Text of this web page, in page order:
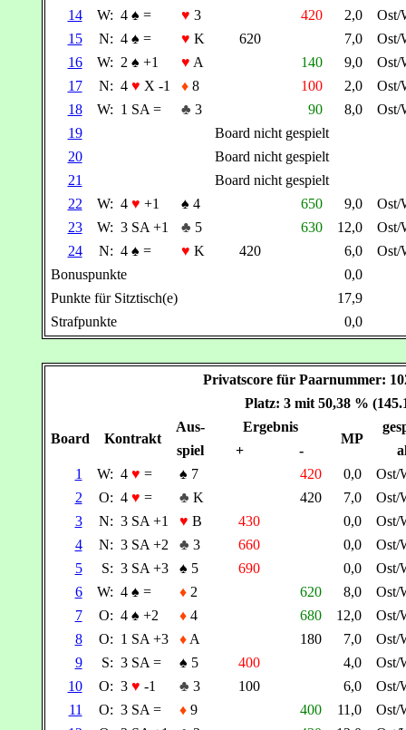
14
W: 4 ♠ = ♥ 3 420 2,0
Ost/
15
N: 4 ♠ = ♥ K 620 7,0
Ost/
16
W: 2 ♠ +1 ♥ A 140 9,0
Ost/
17
N: 4 ♥ X -1 ♦8 100 2,0
Ost/
18
W: 1 SA = ♣ 3 90 8,0
Ost/
19
Board nicht gespielt
20
Board nicht gespielt
21
Board nicht gespielt
22
W: 4 ♥ +1 ♠ 4 650 9,0
Ost/
23
W: 3 SA +1 ♣ 5 630 12,0
Ost/
24
N: 4 ♠ = ♥ K 420 6,0
Ost/
Bonuspunkte
0,0
Punkte für Sitztisch(e)
17,9
Strafpunkte
0,0
Privatscore für Paarnummer:
Platz: 3 mit 50,38 %
Board Kontrakt
Aus- Ergebnis
MP
spiel
+ -
1
W: 4 ♥ = ♠ 7 420 0,0
Ost/
2
O: 4 ♥ = ♣ K 420 7,0
Ost/
3
N: 3 SA +1 ♥ B 430 0,0
Ost/
4
N: 3 SA +2 ♣ 3 660 0,0
Ost/
5
S: 3 SA +3 ♠ 5 690 0,0
Ost/
6
W: 4 ♠ = ♦2 620 8,0
Ost/
7
O: 4 ♠ +2 ♦4 680 12,0
Ost/
8
O: 1 SA +3 ♦A 180 7,0
Ost/
9
S: 3 SA = ♠ 5 400 4,0
Ost/
10
O: 3 ♥ -1 ♣ 3 100 6,0
Ost/
11
O: 3 SA = ♦9 400 11,0
Ost/